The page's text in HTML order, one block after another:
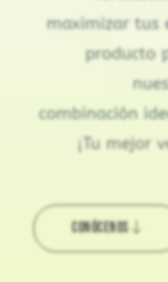
maximizar tus
producto
combinación
¡Tu mejor
Conócenos